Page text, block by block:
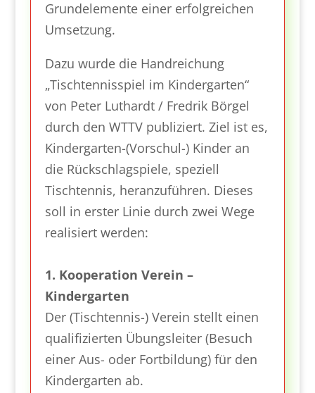
Grundelemente einer erfolgreichen
Umsetzung.
Dazu wurde die Handreichung
„Tischtennisspiel im Kindergarten“
von Peter Luthardt / Fredrik Börgel
durch den WTTV publiziert. Ziel ist es,
Kindergarten-(Vorschul-) Kinder an
die Rückschlagspiele, speziell
Tischtennis, heranzuführen. Dieses
soll in erster Linie durch zwei Wege
realisiert werden:
1. Kooperation Verein –
Kindergarten
Der (Tischtennis-) Verein stellt einen
qualifizierten Übungsleiter (Besuch
einer Aus- oder Fortbildung) für den
Kindergarten ab.